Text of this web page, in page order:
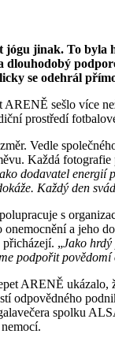
jógu jinak. To byla
se odehrál
sešlo více
prostředí
Vedle
Každá
dodavatel energií
Každý den
s
a jeho
„Jako
podpořit
ARENĚ ukázalo,
odpovědného
spolku